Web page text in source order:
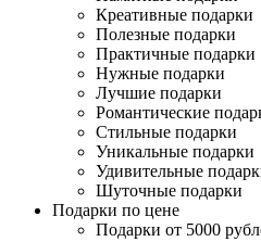
Креативные подарки
Полезные подарки
Практичные подарки
Нужные подарки
Лучшие подарки
Романтические
Стильные подарки
Уникальные подарки
Удивительные
Шуточные подарки
Подарки по цене
Подарки от 5000